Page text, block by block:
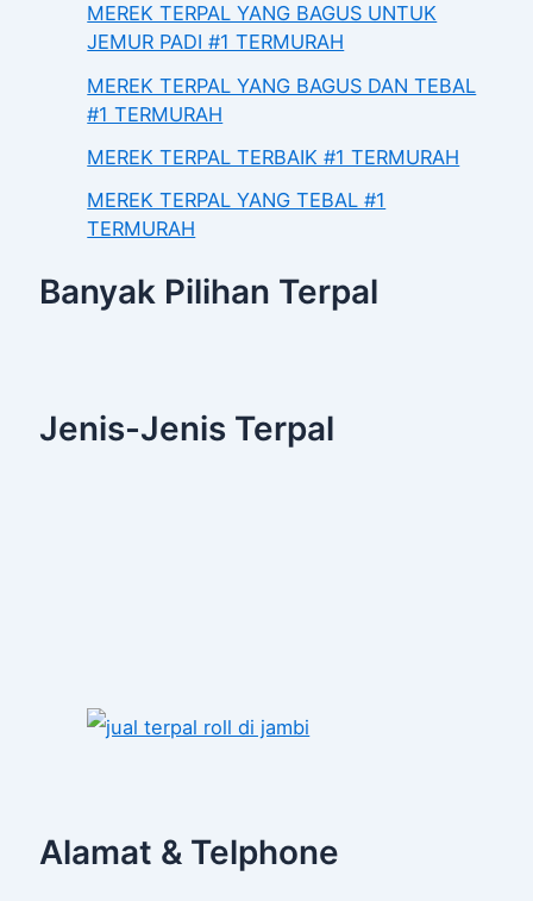
MEREK TERPAL YANG BAGUS UNTUK
JEMUR PADI #1 TERMURAH
MEREK TERPAL YANG BAGUS DAN TEBAL
#1 TERMURAH
MEREK TERPAL TERBAIK #1 TERMURAH
MEREK TERPAL YANG TEBAL #1
TERMURAH
Banyak Pilihan Terpal
Jenis-Jenis Terpal
Alamat & Telphone